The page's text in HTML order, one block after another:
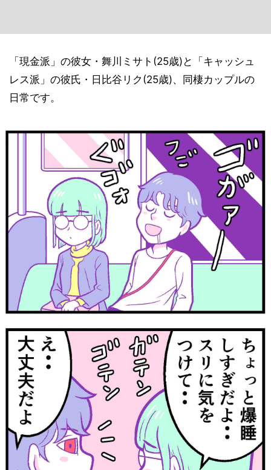
「現金派」の彼女・舞川ミサト(25歳)と「キャッシュ
レス派」の彼氏・日比谷リク(25歳)、同棲カップルの
日常です。